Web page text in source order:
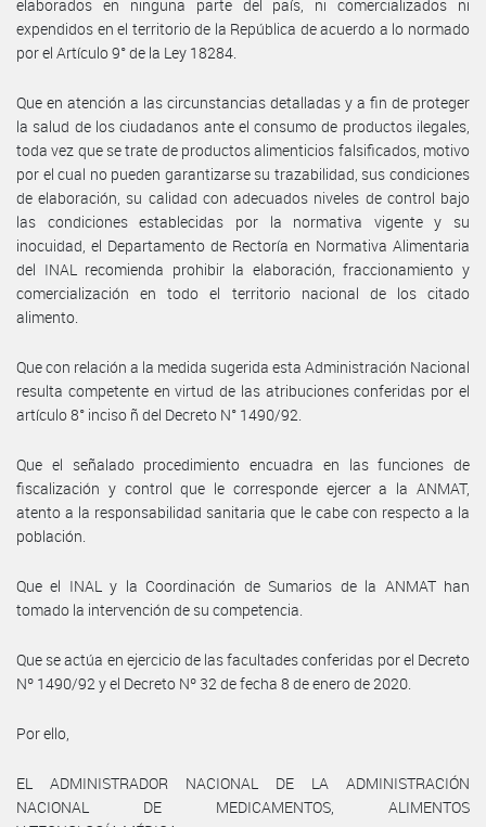
elaborados en ninguna parte del país, ni comercializados ni
expendidos en el territorio de la República de acuerdo a lo normado
por el Artículo 9° de la Ley 18284.
Que en atención a las circunstancias detalladas y a fin de proteger
la salud de los ciudadanos ante el consumo de productos ilegales,
toda vez que se trate de productos alimenticios falsificados, motivo
por el cual no pueden garantizarse su trazabilidad, sus condiciones
de elaboración, su calidad con adecuados niveles de control bajo
las condiciones establecidas por la normativa vigente y su
inocuidad, el Departamento de Rectoría en Normativa Alimentaria
del INAL recomienda prohibir la elaboración, fraccionamiento y
comercialización en todo el territorio nacional de los citado
alimento.
Que con relación a la medida sugerida esta Administración Nacional
resulta competente en virtud de las atribuciones conferidas por el
artículo 8° inciso ñ del Decreto N° 1490/92.
Que el señalado procedimiento encuadra en las funciones de
fiscalización y control que le corresponde ejercer a la ANMAT,
atento a la responsabilidad sanitaria que le cabe con respecto a la
población.
Que el INAL y la Coordinación de Sumarios de la ANMAT han
tomado la intervención de su competencia.
Que se actúa en ejercicio de las facultades conferidas por el Decreto
Nº 1490/92 y el Decreto Nº 32 de fecha 8 de enero de 2020.
Por ello,
EL ADMINISTRADOR NACIONAL DE LA ADMINISTRACIÓN
NACIONAL DE MEDICAMENTOS, ALIMENTOS